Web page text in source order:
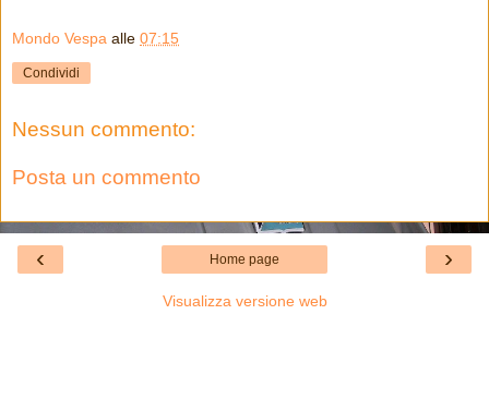
Mondo Vespa alle 07:15
Condividi
Nessun commento:
Posta un commento
‹ ›
Home page
Visualizza versione web